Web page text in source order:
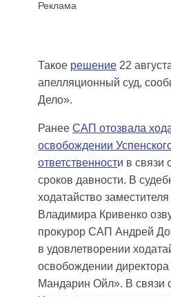
Такое решение 22
апелляционный суд,
Дело».
Ранее САП отозвала
освобождении
ответственности в связи
сроков давности. В
ходатайство
Владимира Кривенко
прокурор САП Андрей
в удовлетворении
освобождении
Мандарин Ойл». В связи